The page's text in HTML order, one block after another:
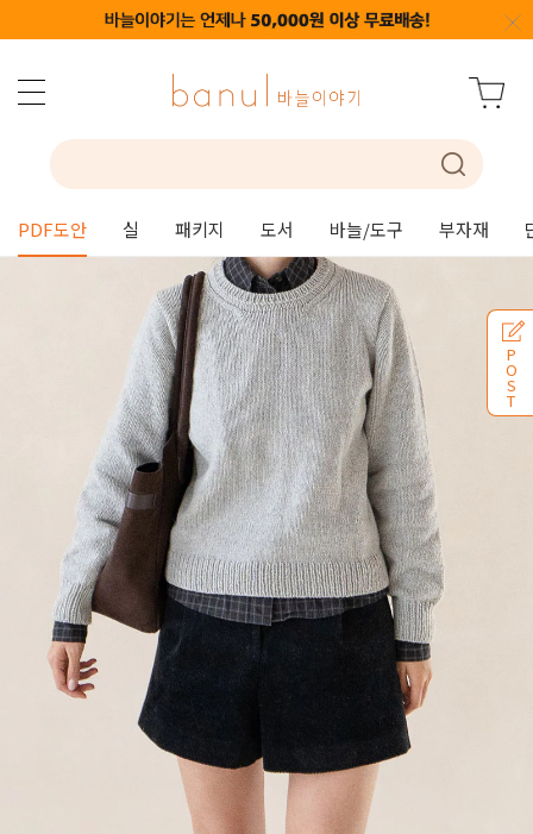
PDF도안 실 패키지 도서 바늘/도구 부자재
P
O
S
T